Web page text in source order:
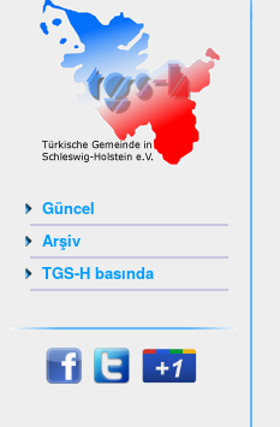
Güncel
Arşiv
TGS-H basında